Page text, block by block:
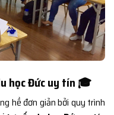
học Đức uy tín 🎓
hề đơn giản bởi quy trình